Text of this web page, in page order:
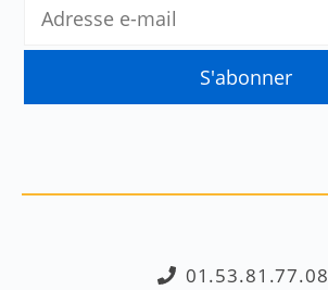
01.53.81.77.08